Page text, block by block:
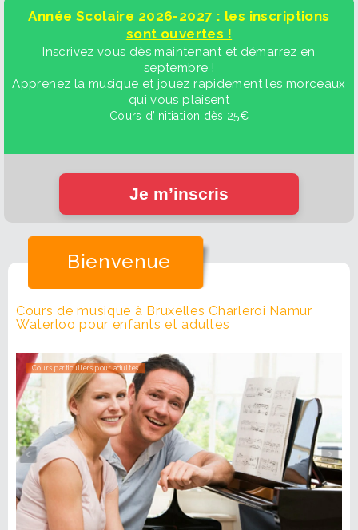
Année Scolaire 2026-2027 : les inscriptions
sont ouvertes !
Inscrivez vous dès maintenant et démarrez en
septembre !
Apprenez la musique et jouez rapidement les morceaux
qui vous plaisent
Cours d’initiation dès 25€
1.9 €
Je m’inscris
Bienvenue
Cours de musique à Bruxelles Charleroi Namur
Waterloo pour enfants et adultes
Cours collectifs pour enfants